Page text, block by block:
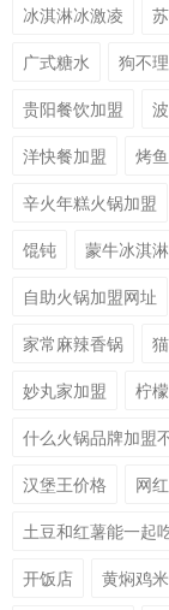
冰淇淋冰激凌
广式糖水
狗不
贵阳餐饮加盟
洋快餐加盟
烤
辛火年糕火锅加盟
馄钝
蒙牛冰淇淋
自助火锅加盟网址
家常麻辣香锅
妙丸家加盟
柠
什么火锅品牌加盟
汉堡王价格
网
土豆和红薯能一起
开饭店
黄焖鸡